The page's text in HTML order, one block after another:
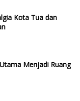
Kota Tua dan
Menjadi Ruang